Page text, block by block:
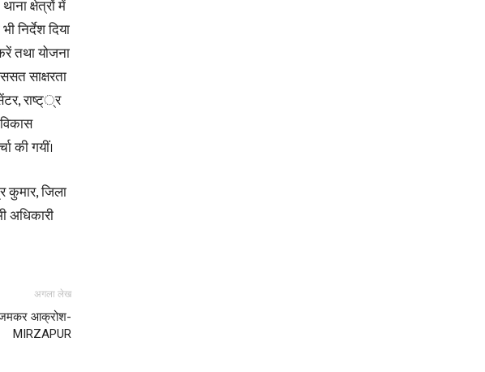
क्षेत्रों में
निर्देश दिया
तथा योजना
साक्षरता
राष्ट््र
की गयीं।
कुमार, जिला
अधिकारी
अगला लेख
जमकर आक्रोश-
MIRZAPUR